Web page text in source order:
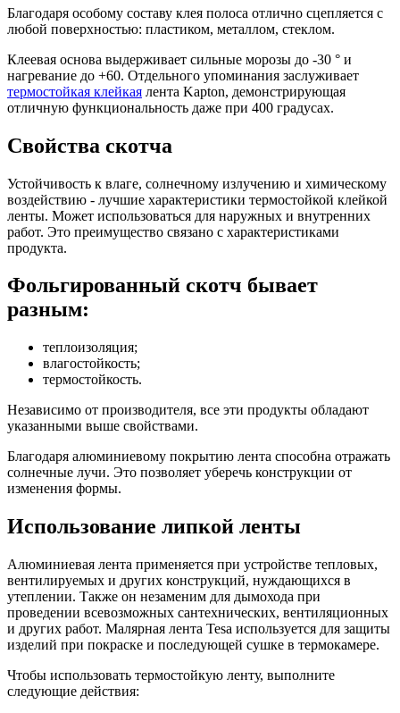
Благодаря особому составу клея полоса отлично сцепляется с
любой поверхностью: пластиком, металлом, стеклом.
Клеевая основа выдерживает сильные морозы до -30 ° и
нагревание до +60. Отдельного упоминания заслуживает
термостойкая клейкая лента Kapton, демонстрирующая
отличную функциональность даже при 400 градусах.
Свойства скотча
Устойчивость к влаге, солнечному излучению и химическому
воздействию - лучшие характеристики термостойкой клейкой
ленты. Может использоваться для наружных и внутренних
работ. Это преимущество связано с характеристиками
продукта.
Фольгированный скотч бывает
разным:
теплоизоляция;
влагостойкость;
термостойкость.
Независимо от производителя, все эти продукты обладают
указанными выше свойствами.
Благодаря алюминиевому покрытию лента способна отражать
солнечные лучи. Это позволяет уберечь конструкции от
изменения формы.
Использование липкой ленты
Алюминиевая лента применяется при устройстве тепловых,
вентилируемых и других конструкций, нуждающихся в
утеплении. Также он незаменим для дымохода при
проведении всевозможных сантехнических, вентиляционных
и других работ. Малярная лента Tesa используется для защиты
изделий при покраске и последующей сушке в термокамере.
Чтобы использовать термостойкую ленту, выполните
следующие действия: